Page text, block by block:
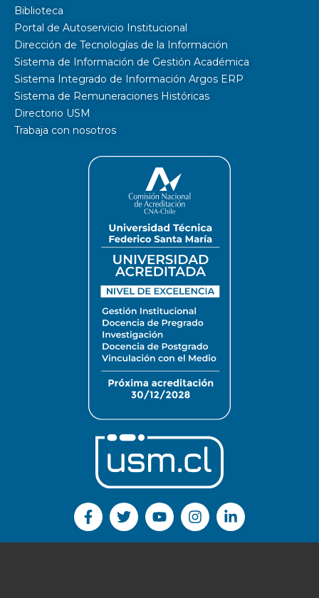
Biblioteca
Portal de Autoservicio Institucional
Dirección de Tecnologías de la Información
Sistema de Información de Gestión Académica
Sistema Integrado de Información Argos ERP
Sistema de Remuneraciones Históricas
Directorio USM
Trabaja con nosotros